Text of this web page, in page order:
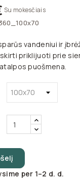
Su mokesčiais
vandeniui ir
priklijuoti prie
puošmena.
per 1–2 d. d.